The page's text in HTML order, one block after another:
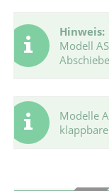
Hinweis:
Modell
Modelle